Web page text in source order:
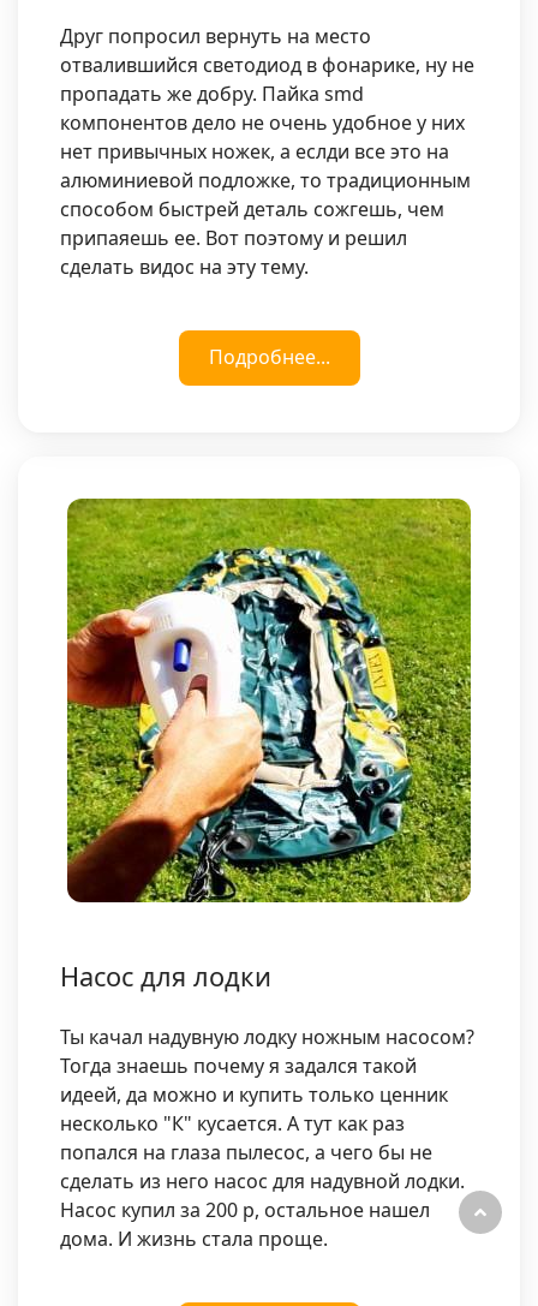
Друг попросил вернуть на место
отвалившийся светодиод в фонарике, ну не
пропадать же добру. Пайка smd
компонентов дело не очень удобное у них
нет привычных ножек, а еслди все это на
алюминиевой подложке, то традиционным
способом быстрей деталь сожгешь, чем
припаяешь ее. Вот поэтому и решил
сделать видос на эту тему.
Подробнее...
Насос для лодки
Ты качал надувную лодку ножным насосом?
Тогда знаешь почему я задался такой
идеей, да можно и купить только ценник
несколько "К" кусается. А тут как раз
попался на глаза пылесос, а чего бы не
сделать из него насос для надувной лодки.
Насос купил за 200 р, остальное нашел
дома. И жизнь стала проще.